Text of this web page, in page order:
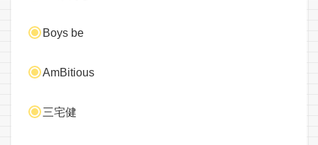
Boys be
AmBitious
三宅健